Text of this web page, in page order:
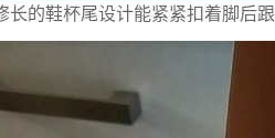
长的鞋杯尾设计能紧紧扣着脚后跟